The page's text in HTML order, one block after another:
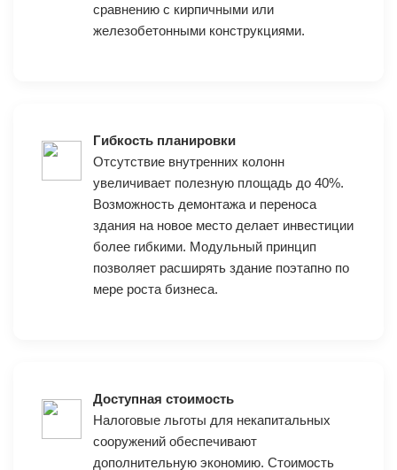
сравнению с кирпичными или
железобетонными конструкциями.
Гибкость планировки
Отсутствие внутренних колонн
увеличивает полезную площадь до 40%.
Возможность демонтажа и переноса
здания на новое место делает инвестиции
более гибкими. Модульный принцип
позволяет расширять здание поэтапно по
мере роста бизнеса.
Доступная стоимость
Налоговые льготы для некапитальных
сооружений обеспечивают
дополнительную экономию. Стоимость